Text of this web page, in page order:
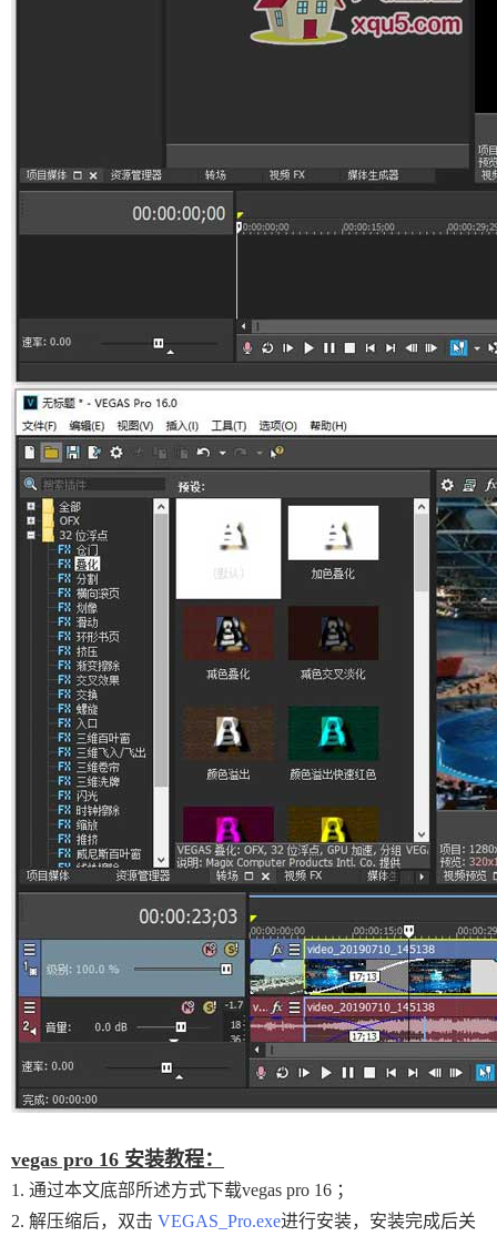
vegas pro 16 安装教程：
1. 通过本文底部所述方式下载vegas pro 16 ；
2. 解压缩后，双击 VEGAS_Pro.exe进行安装，安装完成后关